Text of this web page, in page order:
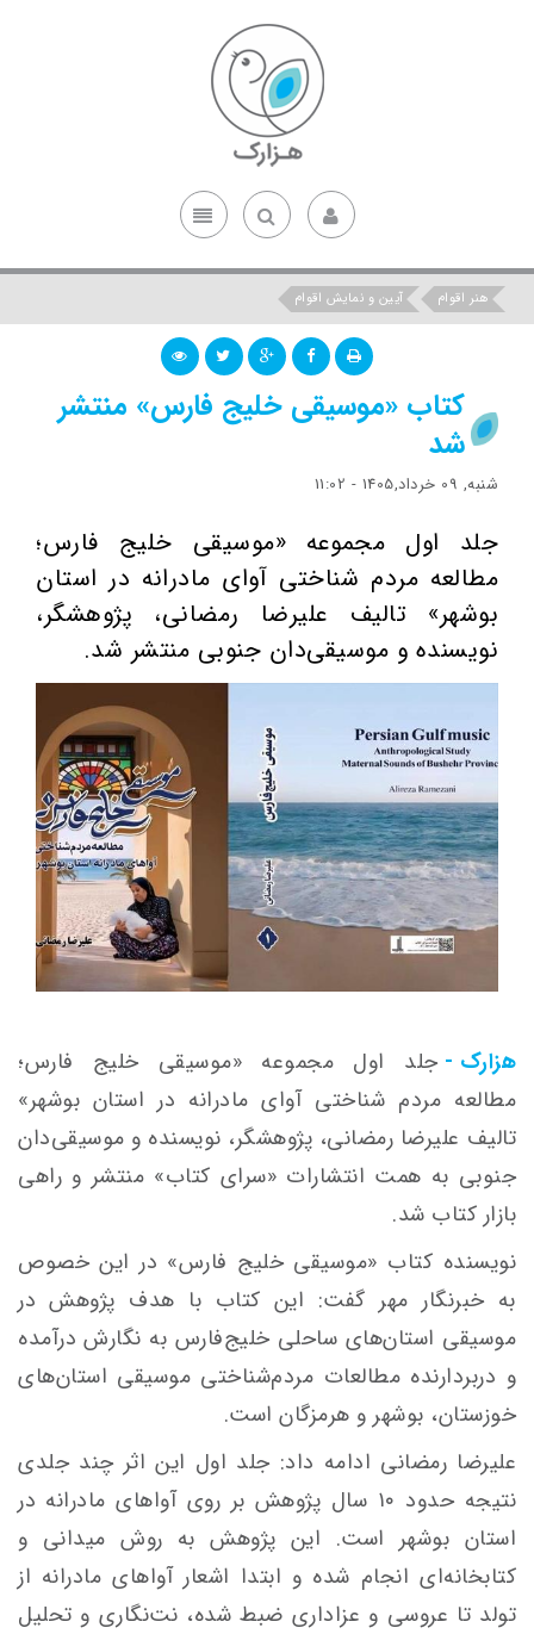
هنر اقوام آیین و نمایش اقوام
کتاب «موسیقی خلیج فارس» منتشر
شد
شنبه, 09 خرداد,1405 - 11:02
جلد اول مجموعه «موسیقی خلیج فارس؛
مطالعه مردم شناختی آوای مادرانه در استان
بوشهر» تالیف علیرضا رمضانی، پژوهشگر،
نویسنده و موسیقی‌دان جنوبی منتشر شد.
هزارک - جلد اول مجموعه «موسیقی خلیج فارس؛
مطالعه مردم شناختی آوای مادرانه در استان بوشهر»
تالیف علیرضا رمضانی، پژوهشگر، نویسنده و موسیقی‌دان
جنوبی به همت انتشارات «سرای کتاب» منتشر و راهی
بازار کتاب شد.
نویسنده کتاب «موسیقی خلیج فارس» در این خصوص
به خبرنگار مهر گفت: این کتاب با هدف پژوهش در
موسیقی استان‌های ساحلی خلیج‌فارس به نگارش درآمده
و دربردارنده مطالعات مردم‌شناختی موسیقی استان‌های
خوزستان، بوشهر و هرمزگان است.
علیرضا رمضانی ادامه داد: جلد اول این اثر چند جلدی
نتیجه حدود ۱۰ سال پژوهش بر روی آواهای مادرانه در
استان بوشهر است. این پژوهش به روش میدانی و
کتابخانه‌ای انجام شده و ابتدا اشعار آواهای مادرانه از
تولد تا عروسی و عزاداری ضبط شده، نت‌نگاری و تحلیل